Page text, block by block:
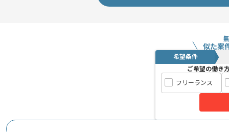
似た案
希望条件
ご希望の働き
フリーランス